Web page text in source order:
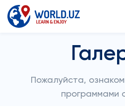
Пожалуйста,
программами